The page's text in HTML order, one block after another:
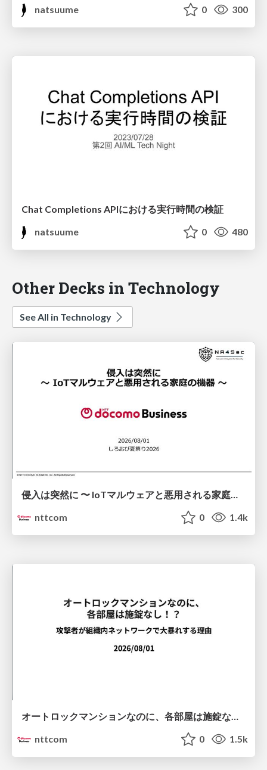
natsuume 0 300
Chat Completions APIにおける実行時間の検証
natsuume
0 480
Other Decks in Technology
See All in Technology
侵入は突然に 〜 IoTマルウェアと悪用される家庭の機器 ～ / When Intrusion Strikes: IoT Malware and the Abuse of Home Devices
nttcom
0 1.4k
オートロックマンションなのに、各部屋は施錠なし！？ 攻撃者が組織内ネットワークで大暴れする理由 / The Front Door Is Locked, but the Rooms Are Wide Open: Why Attackers Move Freely Inside Enterprise Networks
nttcom
0 1.5k